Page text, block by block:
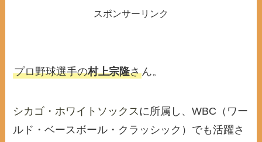
スポンサーリンク
プロ野球選手の村上宗隆さん。
シカゴ・ホワイトソックスに所属し、WBC（ワー
ルド・ベースボール・クラッシック）でも活躍さ